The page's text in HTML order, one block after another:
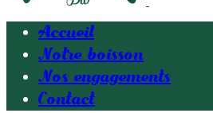
Accueil
Notre boisson
Nos engagements
Contact